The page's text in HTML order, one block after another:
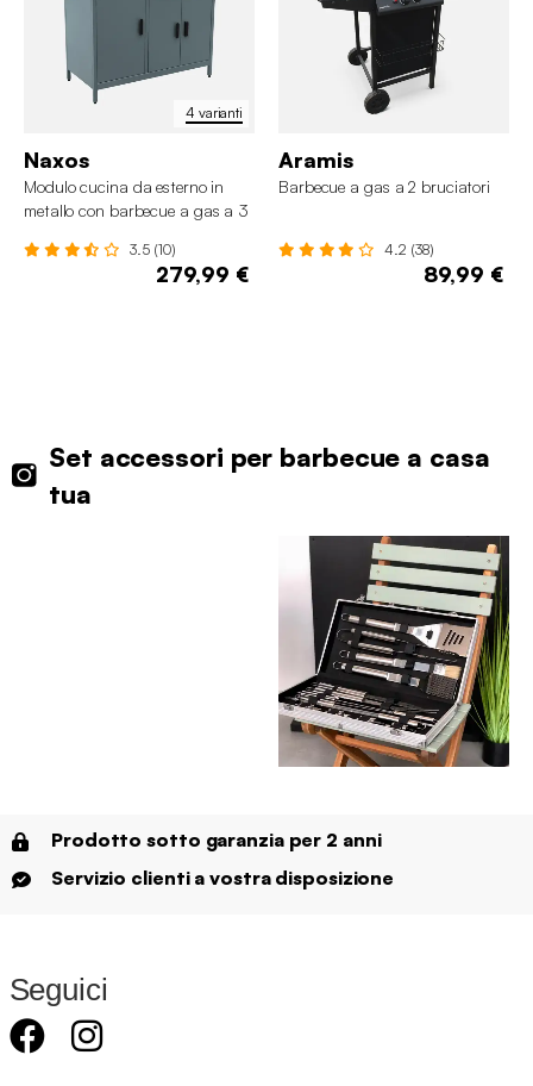
4 varianti
Naxos
Modulo cucina da esterno in
metallo con barbecue a gas a 3
3.5 (10)
279,99 €
Aramis
Barbecue a gas a 2 bruciatori
4.2 (38)
89,99 €
Set accessori per barbecue a casa
tua
Prodotto sotto garanzia per 2 anni
Servizio clienti a vostra disposizione
Seguici